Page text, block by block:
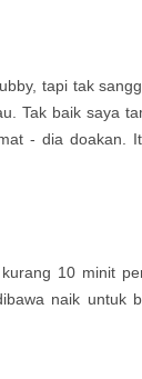
tapi tak
Tak baik saya
- dia doakan.
10 minit
naik untuk